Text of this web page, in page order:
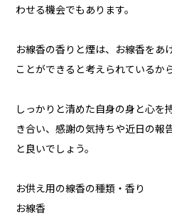
わせる機会でもあります。
お線香の香りと煙は、お線香をあ
ことができると考えられているか
しっかりと清めた自身の身と心を
き合い、感謝の気持ちや近日の報
と良いでしょう。
お供え用の線香の種類・香り
お線香